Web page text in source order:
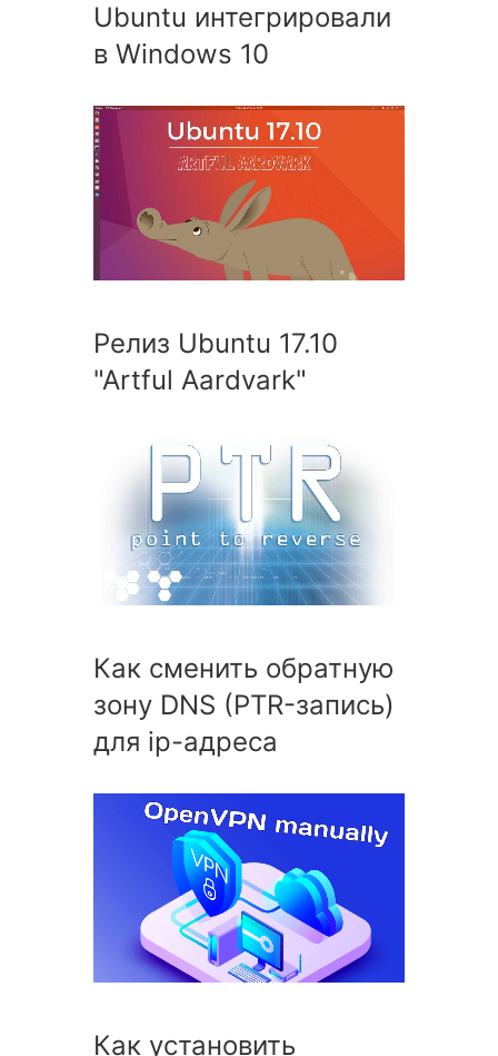
Ubuntu интегрировали
в Windows 10
Релиз Ubuntu 17.10
"Artful Aardvark"
Как сменить обратную
зону DNS (PTR-запись)
для ip-адреса
Как установить